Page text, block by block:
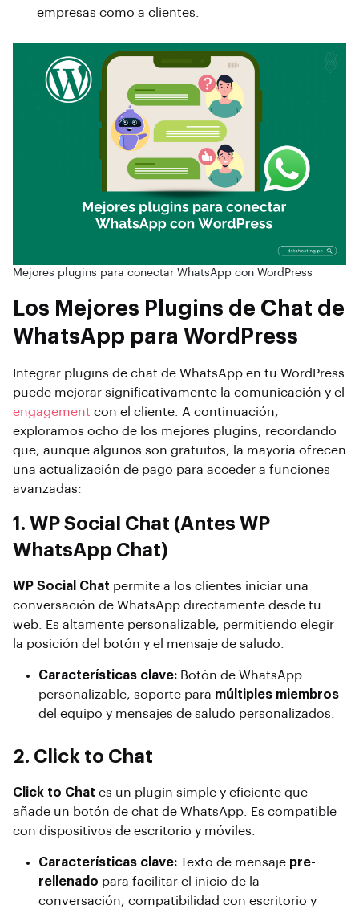
empresas como a clientes.
Mejores plugins para conectar WhatsApp con WordPress
Los Mejores Plugins de Chat de
WhatsApp para WordPress
Integrar plugins de chat de WhatsApp en tu WordPress
puede mejorar significativamente la comunicación y el
engagement con el cliente. A continuación,
exploramos ocho de los mejores plugins, recordando
que, aunque algunos son gratuitos, la mayoría ofrecen
una actualización de pago para acceder a funciones
avanzadas:
1. WP Social Chat (Antes WP
WhatsApp Chat)
WP Social Chat permite a los clientes iniciar una
conversación de WhatsApp directamente desde tu
web. Es altamente personalizable, permitiendo elegir
la posición del botón y el mensaje de saludo.
Características clave: Botón de WhatsApp
personalizable, soporte para múltiples miembros
del equipo y mensajes de saludo personalizados.
2. Click to Chat
Click to Chat es un plugin simple y eficiente que
añade un botón de chat de WhatsApp. Es compatible
con dispositivos de escritorio y móviles.
Características clave: Texto de mensaje pre-
rellenado para facilitar el inicio de la
conversación, compatibilidad con escritorio y